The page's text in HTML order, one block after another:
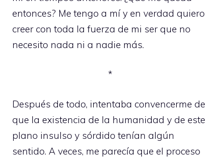
entonces? Me tengo a mí y en verdad quiero
creer con toda la fuerza de mi ser que no
necesito nada ni a nadie más.
*
Después de todo, intentaba convencerme de
que la existencia de la humanidad y de este
plano insulso y sórdido tenían algún
sentido. A veces, me parecía que el proceso